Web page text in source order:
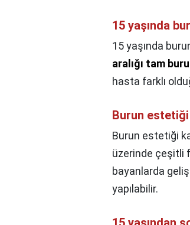
15 yaşında
15 yaşında
aralığı tam
hasta farklı
Burun
Burun estetiği
üzerinde çeşitli
bayanlarda
yapılabilir.